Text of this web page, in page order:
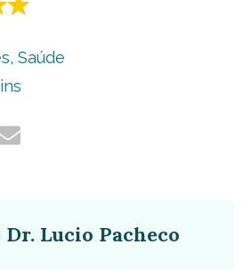
, Saúde
Share
Dr. Lucio Pacheco